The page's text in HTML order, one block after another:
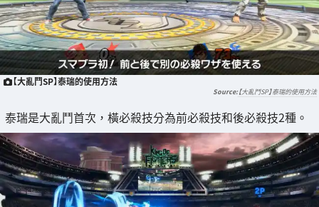
【大亂鬥SP】泰瑞的使用方法
【大亂鬥SP】泰瑞的使用方法
泰瑞是大亂鬥首次，橫必殺技分為前必殺技和後必殺技2種。